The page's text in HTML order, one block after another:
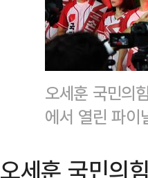
오세훈 국민의
에서 열린 파
오세훈 국민의